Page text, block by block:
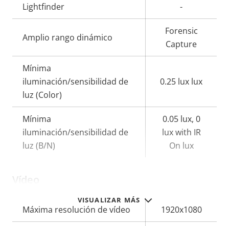
VISUALIZAR MÁS
Lightfinder -
Amplio rango dinámico
Forensic
Capture
Mínima
iluminación/sensibilidad de
luz (Color)
0.25 lux lux
Mínima
iluminación/sensibilidad de
luz (B/N)
0.05 lux, 0
lux with IR
On lux
Vídeo
Descripción
de
Valor de
la
Máxima resolución de vídeo 1920x1080